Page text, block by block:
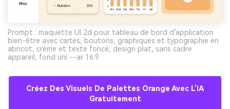
Prompt : maquette UI 2d pour tableau de bord d’application
bien-être avec cartes, boutons, graphiques et typographie en
abricot, crème et texte foncé, design plat, sans cadre
appareil, fond uni --ar 16:9
Créez Des Visuels De Palettes Orange Avec L’IA
Gratuitement